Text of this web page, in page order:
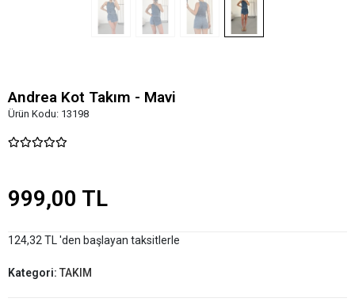
Andrea Kot Takım - Mavi
Ürün Kodu: 13198
999,00 TL
124,32 TL 'den başlayan taksitlerle
Kategori: TAKIM